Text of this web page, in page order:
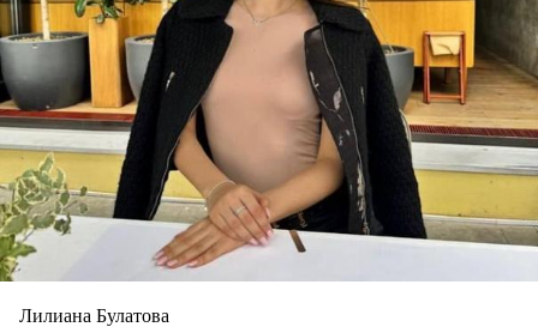
Лилиана Булатова